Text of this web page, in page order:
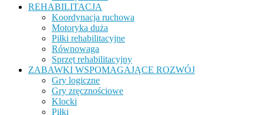
REHABILITACJA
Koordynacja ruchowa
Motoryka duża
Piłki rehabilitacyjne
Równowaga
Sprzęt rehabilitacyjny
ZABAWKI WSPOMAGAJĄCE ROZWÓJ
Gry logiczne
Gry zręcznościowe
Klocki
Piłki